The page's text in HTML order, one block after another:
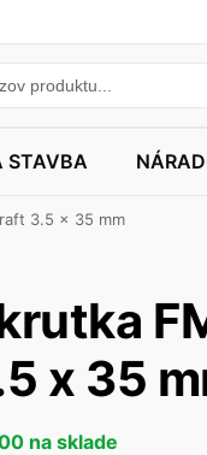
STAVBA
3.5 x 35 mm
x 35
na sklade